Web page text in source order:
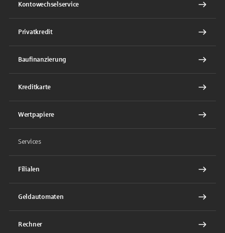
Kontowechselservice
Privatkredit
Baufinanzierung
Kreditkarte
Wertpapiere
Services
Filialen
Geldautomaten
Rechner